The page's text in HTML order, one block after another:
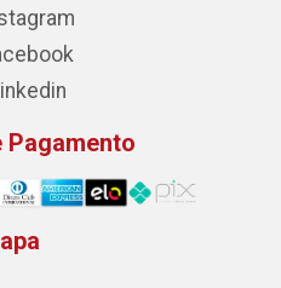
Pagamento